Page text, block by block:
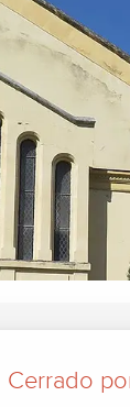
Cerrado